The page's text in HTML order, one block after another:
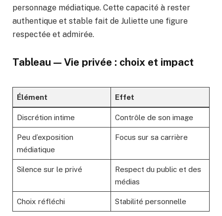
personnage médiatique. Cette capacité à rester
authentique et stable fait de Juliette une figure
respectée et admirée.
Tableau — Vie privée : choix et impact
Élément Effet
Discrétion intime Contrôle de son image
Peu d’exposition
médiatique
Focus sur sa carrière
Silence sur le privé
Respect du public et des
médias
Choix réfléchi Stabilité personnelle